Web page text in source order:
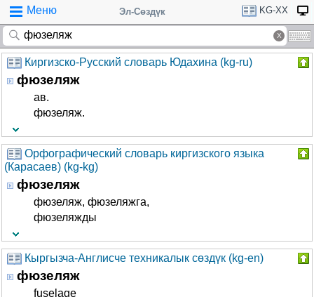
Меню Эл-Сөздүк KG-XX
Киргизско-Русский словарь Юдахина (kg-ru)
фюзеляж
ав.
фюзеляж.
Орфографический словарь киргизского языка
(Карасаев) (kg-kg)
фюзеляж
фюзеляж, фюзеляжга,
фюзеляжды
Кыргызча-Англисче техникалык сөздүк (kg-en)
фюзеляж
fuselage